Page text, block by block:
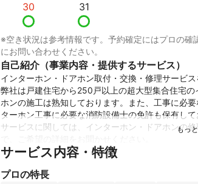
30 31
※空き状況は参考情報です。予約確定にはプロの
にお問い合わせください。
自己紹介（事業内容・提供するサービス）
インターホン・ドアホン取付・交換・修理サービ
弊社は戸建住宅から250戸以上の超大型集合住宅
ホンの施工は熟知しております。また、工事に必
ターホン工事に必要な消防設備士の免許も保有し
サービスに関しては、インターホン・ドアホンの
弊社はお客様のお悩みを解決し、快適な暮らしを
これまでの実績
サービス内容・特徴
プロの特長